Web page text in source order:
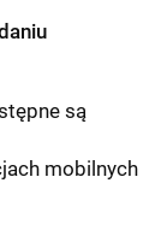
są
mobilnych